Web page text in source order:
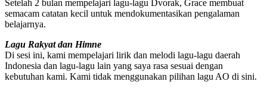
Setelah 2 bulan mempelajari lagu-lagu Dvorak, Grace membuat
semacam catatan kecil untuk mendokumentasikan pengalaman
belajarnya.
Lagu Rakyat dan Himne
Di sesi ini, kami mempelajari lirik dan melodi lagu-lagu daerah
Indonesia dan lagu-lagu lain yang saya rasa sesuai dengan
kebutuhan kami. Kami tidak menggunakan pilihan lagu AO di sini.